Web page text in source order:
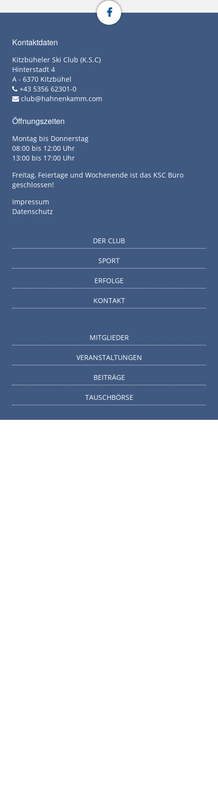
Kontaktdaten
Kitzbüheler Ski Club (K.S.C)
Hinterstadt 4
A - 6370 Kitzbühel
+43 5356 62301-0
club@hahnenkamm.com
Öffnungszeiten
Montag bis Donnerstag
08:00 bis 12:00 Uhr
13:00 bis 17:00 Uhr
Freitag, Feiertage und Wochenende ist das KSC Büro
geschlossen!
Impressum
Datenschutz
DER CLUB
SPORT
ERFOLGE
KONTAKT
MITGLIEDER
VERANSTALTUNGEN
BEITRÄGE
TAUSCHBÖRSE